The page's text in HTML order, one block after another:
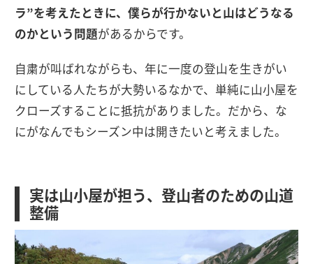
ラ”を考えたときに、僕らが行かないと山はどうなる
のかという問題があるからです。
自粛が叫ばれながらも、年に一度の登山を生きがい
にしている人たちが大勢いるなかで、単純に山小屋を
クローズすることに抵抗がありました。だから、な
にがなんでもシーズン中は開きたいと考えました。
実は山小屋が担う、登山者のための山道
整備